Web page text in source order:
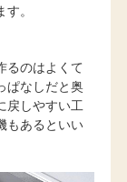
。
るのはよくて
ぱなしだと奥
戻しやすい工
もあるといい